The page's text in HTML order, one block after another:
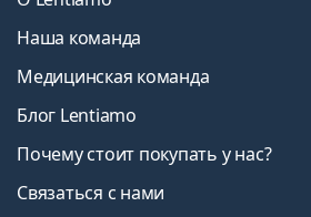
Наша команда
Медицинская команда
Блог Lentiamo
Почему стоит покупать у нас?
Связаться с нами